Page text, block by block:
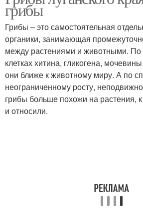
грибы
Грибы – это самостоятельная
органики, занимающая
между растениями и животными.
клетках хитина, гликогена,
они ближе к животному миру. А по
неограниченному росту,
грибы больше похожи на растения,
и относили.